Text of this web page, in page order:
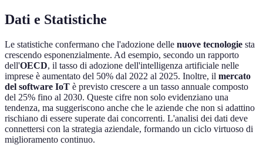
Dati e Statistiche
Le statistiche confermano che l'adozione delle nuove tecnologie sta
crescendo esponenzialmente. Ad esempio, secondo un rapporto
dell'OECD, il tasso di adozione dell'intelligenza artificiale nelle
imprese è aumentato del 50% dal 2022 al 2025. Inoltre, il mercato
del software IoT è previsto crescere a un tasso annuale composto
del 25% fino al 2030. Queste cifre non solo evidenziano una
tendenza, ma suggeriscono anche che le aziende che non si adattino
rischiano di essere superate dai concorrenti. L'analisi dei dati deve
connettersi con la strategia aziendale, formando un ciclo virtuoso di
miglioramento continuo.